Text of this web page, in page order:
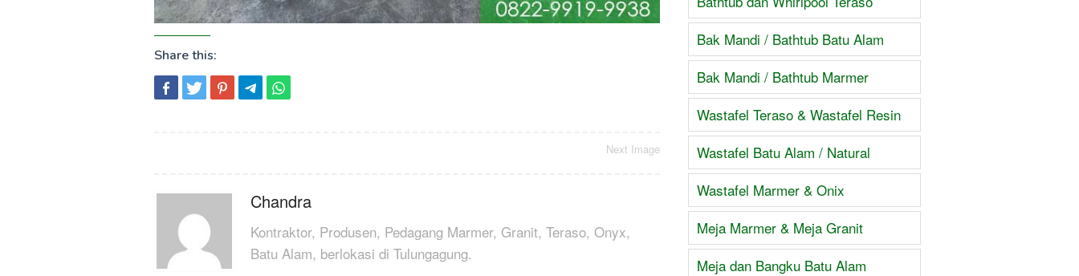
Share this:
Next Image
Chandra
Kontraktor, Produsen, Pedagang Marmer, Granit, Teraso, Onyx,
Batu Alam, berlokasi di Tulungagung.
Bak Mandi / Bathtub Batu Alam
Bak Mandi / Bathtub Marmer
Wastafel Teraso & Wastafel Resin
Wastafel Batu Alam / Natural
Wastafel Marmer & Onix
Meja Marmer & Meja Granit
Meja dan Bangku Batu Alam